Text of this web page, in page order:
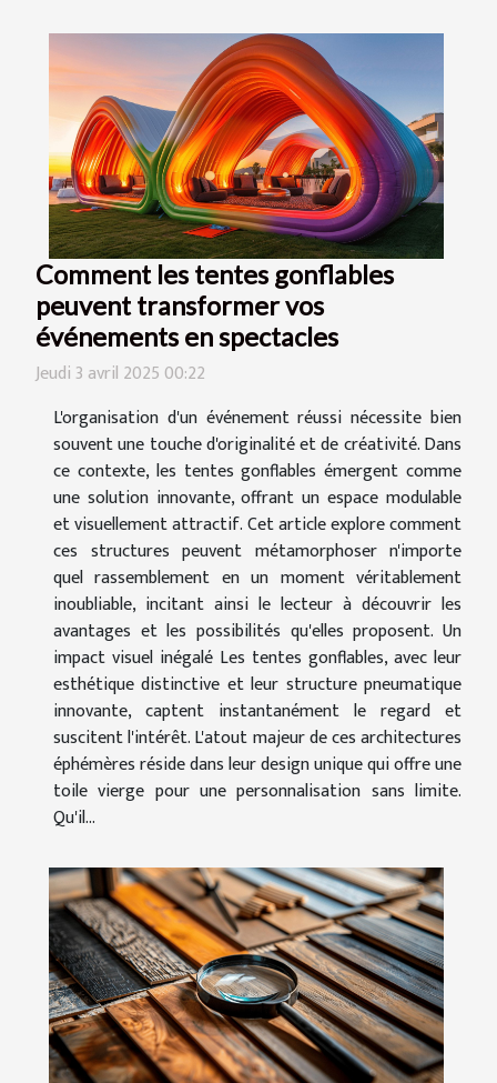
Comment les tentes gonflables
peuvent transformer vos
événements en spectacles
Jeudi 3 avril 2025 00:22
L'organisation d'un événement réussi nécessite bien
souvent une touche d'originalité et de créativité. Dans
ce contexte, les tentes gonflables émergent comme
une solution innovante, offrant un espace modulable
et visuellement attractif. Cet article explore comment
ces structures peuvent métamorphoser n'importe
quel rassemblement en un moment véritablement
inoubliable, incitant ainsi le lecteur à découvrir les
avantages et les possibilités qu'elles proposent. Un
impact visuel inégalé Les tentes gonflables, avec leur
esthétique distinctive et leur structure pneumatique
innovante, captent instantanément le regard et
suscitent l'intérêt. L'atout majeur de ces architectures
éphémères réside dans leur design unique qui offre une
toile vierge pour une personnalisation sans limite.
Qu'il...